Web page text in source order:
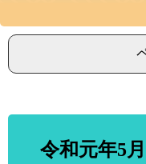
令和元年5